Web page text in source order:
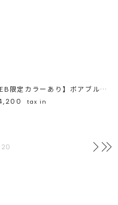
【WEB限定カラーあり】ボアブルゾン
tax in
20 次へ